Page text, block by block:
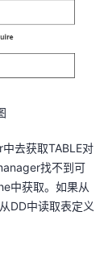
去获取TABLE对
找不到可
中获取。如果从
DD中读取表定义